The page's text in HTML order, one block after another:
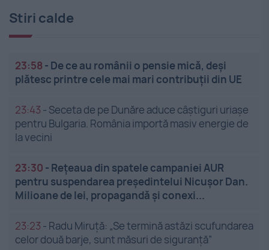
Stiri calde
23:58 - De ce au românii o pensie mică, deși
plătesc printre cele mai mari contribuții din UE
23:43 - Seceta de pe Dunăre aduce câștiguri uriașe
pentru Bulgaria. România importă masiv energie de
la vecini
23:30 - Rețeaua din spatele campaniei AUR
pentru suspendarea președintelui Nicușor Dan.
Milioane de lei, propagandă și conexi...
23:23 - Radu Miruță: „Se termină astăzi scufundarea
celor două barje, sunt măsuri de siguranţă”